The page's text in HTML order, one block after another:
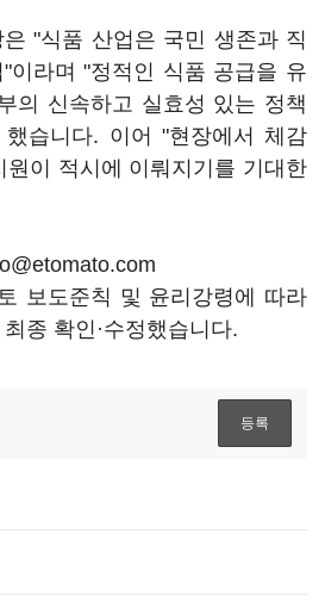
"식품 산업은 국민 생존과 직
이라며 "정적인 식품 공급을 유
의 신속하고 실효성 있는 정책
습니다. 이어 "현장에서 체감
이 적시에 이뤄지기를 기대한
보도준칙 및 윤리강령에 따라
종 확인·수정했습니다.